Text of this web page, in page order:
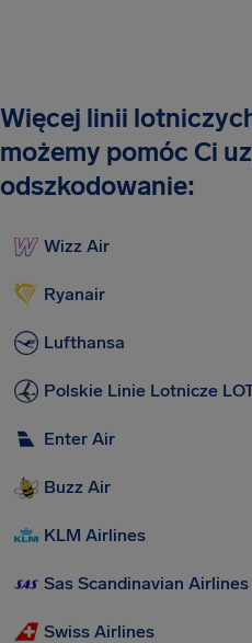
Więcej linii
możemy pomóc Ci
odszkodowanie:
Wizz Air
Ryanair
Lufthansa
Polskie Linie Lotnicze
Enter Air
Buzz Air
KLM Airlines
Sas Scandinavian Airlines
Swiss Airlines